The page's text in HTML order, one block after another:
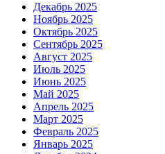
Декабрь 2025
Ноябрь 2025
Октябрь 2025
Сентябрь 2025
Август 2025
Июль 2025
Июнь 2025
Май 2025
Апрель 2025
Март 2025
Февраль 2025
Январь 2025